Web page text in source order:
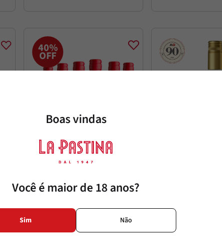
40%
OFF
Kit 6 Tutto È Possibile Merlot
Borgotorre
Boas vindas
Você é maior de 18 anos?
Sim Não